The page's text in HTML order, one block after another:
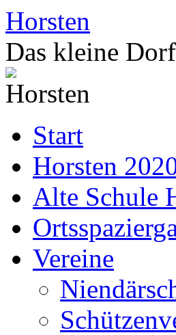
Zum
Inhalt
springen
Horsten
Das kleine
Start
Horsten
Alte Schule
Vereine